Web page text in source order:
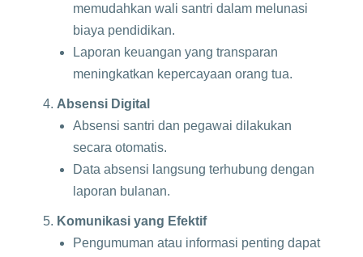
memudahkan wali santri dalam melunasi
biaya pendidikan.
Laporan keuangan yang transparan
meningkatkan kepercayaan orang tua.
Absensi Digital
Absensi santri dan pegawai dilakukan
secara otomatis.
Data absensi langsung terhubung dengan
laporan bulanan.
Komunikasi yang Efektif
Pengumuman atau informasi penting dapat